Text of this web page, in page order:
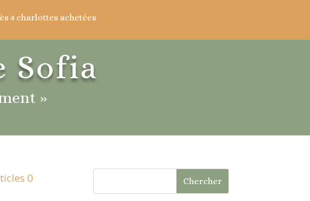
4 charlottes achetées
Sofia
»
0